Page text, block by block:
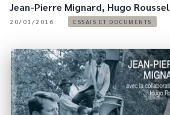
Jean-Pierre Mignard, Hugo Roussel
20/01/2016 ESSAIS ET DOCUMENTS